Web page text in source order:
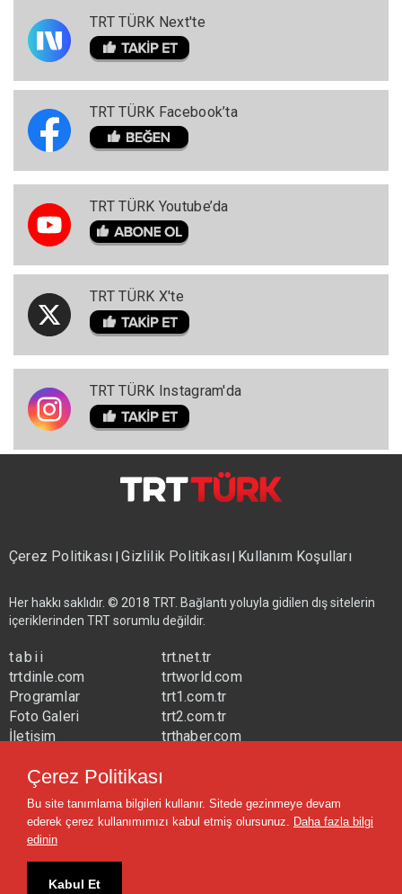
TRT TÜRK Next'te
TRT TÜRK Facebook’ta
TRT TÜRK Youtube’da
TRT TÜRK X'te
TRT TÜRK Instagram'da
Çerez Politikası|Gizlilik Politikası| Kullanım Koşulları
Her hakkı saklıdır. © 2018 TRT. Bağlantı yoluyla gidilen dış sitelerin
içeriklerinden TRT sorumlu değildir.
tabii
trtdinle.com
Programlar
Foto Galeri
İletişim
trt.net.tr
trtworld.com
trt1.com.tr
trt2.com.tr
trthaber.com
trtavaz.com.tr
trtmuzik.net.tr
trtcocuk.net.tr
Çerez Politikası
Bu site tanımlama bilgileri kullanır. Sitede gezinmeye devam
ederek çerez kullanımımızı kabul etmiş olursunuz. Daha fazla bilgi
edinin
Kabul Et